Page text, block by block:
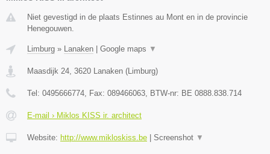
Niet gevestigd in de plaats Estinnes au Mont en in de provincie
Henegouwen.
Limburg » Lanaken Google maps ▼
Maasdijk 24, 3620 Lanaken (Limburg)
Tel: 0495666774, Fax: 089466063, BTW-nr: BE 0888.838.714
E-mail › Miklos KISS ir. architect
Website: http://www.mikloskiss.be Screenshot ▼